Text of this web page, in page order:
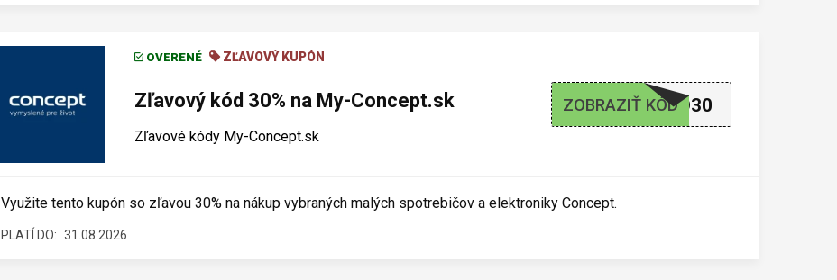
OVERENÉ ZĽAVOVÝ KUPÓN
Zľavový kód 30% na My-Concept.sk
Zľavové kódy My-Concept.sk
ZOBRAZIŤ KÓDLETO30
Využite tento kupón so zľavou 30% na nákup vybraných malých spotrebičov a elektroniky Concept.
PLATÍ DO: 31.08.2026